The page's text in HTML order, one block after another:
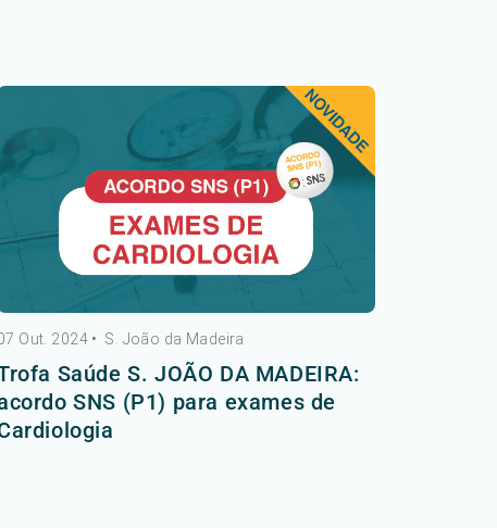
Out. 2024 • S. João da Madeira
Saúde S. JOÃO DA MADEIRA:
SNS (P1) para exames de